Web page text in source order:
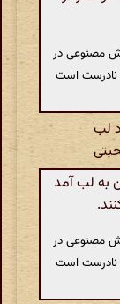
مصنوعی در
نادرست است
لب
به لب آمد
مصنوعی در
نادرست است